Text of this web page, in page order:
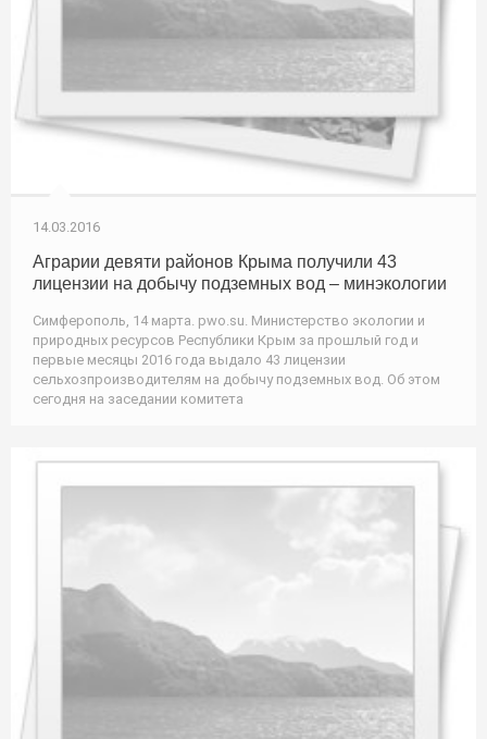
14.03.2016
Аграрии девяти районов Крыма получили 43
лицензии на добычу подземных вод – минэкологии
Симферополь, 14 марта. pwo.su. Министерство экологии и
природных ресурсов Республики Крым за прошлый год и
первые месяцы 2016 года выдало 43 лицензии
сельхозпроизводителям на добычу подземных вод. Об этом
сегодня на заседании комитета